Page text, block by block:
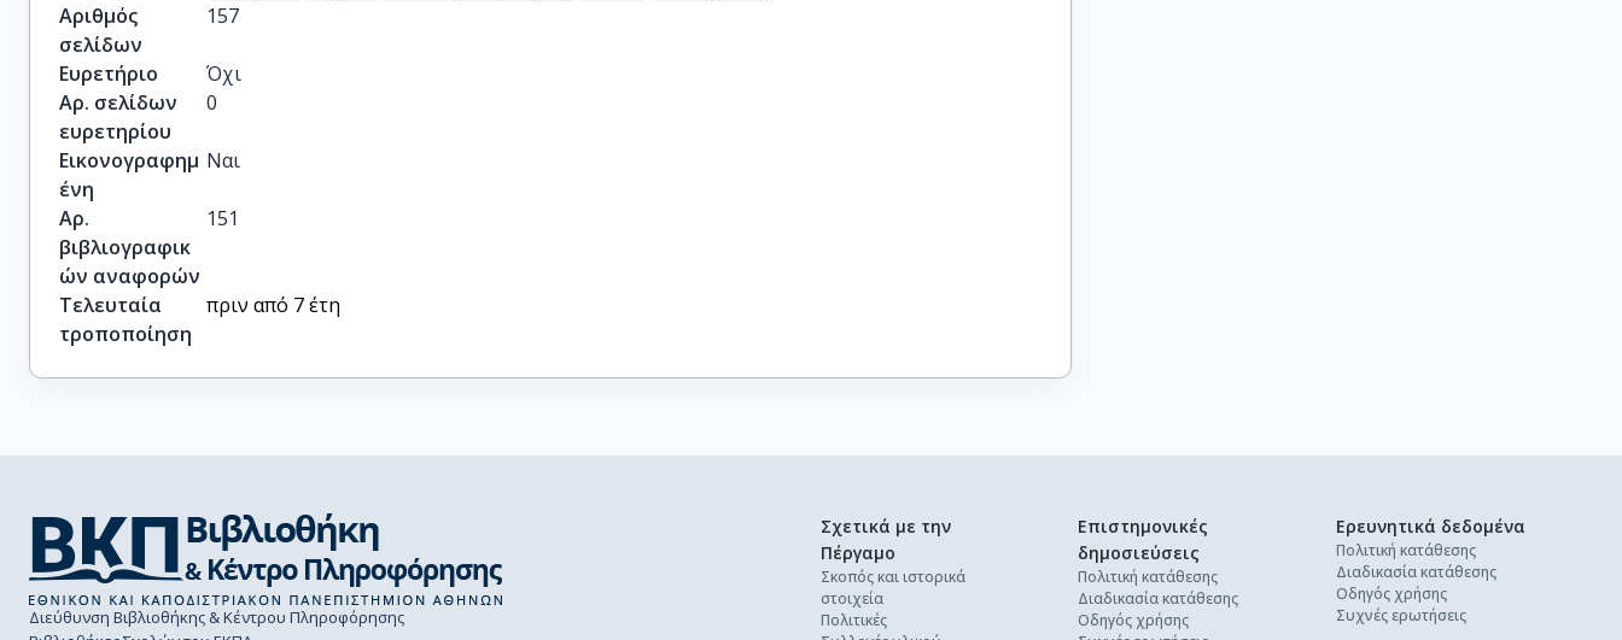
Αριθμός
σελίδων
157
Ευρετήριο
Όχι
Αρ. σελίδων
ευρετηρίου
0
Εικονογραφημ
ένη
Ναι
Αρ.
βιβλιογραφικ
ών αναφορών
151
Τελευταία
τροποποίηση
πριν από 7 έτη
Διεύθυνση Βιβλιοθήκης & Κέντρου Πληροφόρησης
Σχετικά με την
Πέργαμο
Σκοπός και ιστορικά
στοιχεία
Πολιτικές
Επιστημονικές
δημοσιεύσεις
Πολιτική κατάθεσης
Διαδικασία κατάθεσης
Οδηγός χρήσης
Ερευνητικά δεδομένα
Πολιτική κατάθεσης
Διαδικασία κατάθεσης
Οδηγός χρήσης
Συχνές ερωτήσεις